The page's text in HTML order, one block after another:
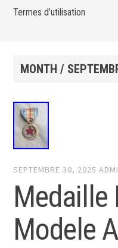
Termes d’utilisation
MONTH /
SEPTEMBRE 30, 2025
Medaille
Modele